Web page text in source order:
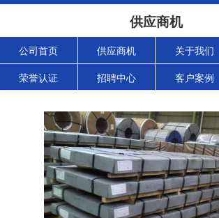
供应商机
公司首页 供应商机 关于我们
荣誉认证 招聘中心 客户案例